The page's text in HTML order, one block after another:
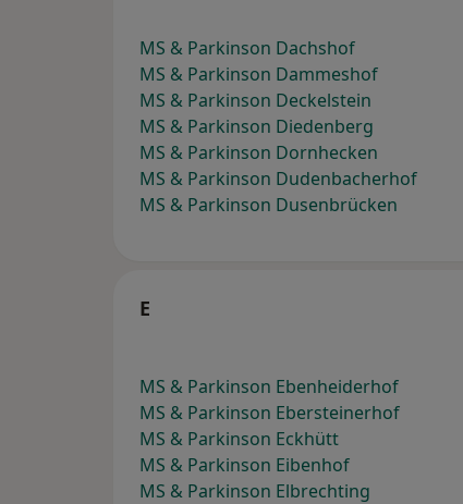
MS & Parkinson Dachshof
MS & Parkinson Dammeshof
MS & Parkinson Deckelstein
MS & Parkinson Diedenberg
MS & Parkinson Dornhecken
MS & Parkinson Dudenbacherhof
MS & Parkinson Dusenbrücken
E
MS & Parkinson Ebenheiderhof
MS & Parkinson Ebersteinerhof
MS & Parkinson Eckhütt
MS & Parkinson Eibenhof
MS & Parkinson Elbrechting